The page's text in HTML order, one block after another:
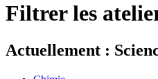
Filtrer les
Actuellement :